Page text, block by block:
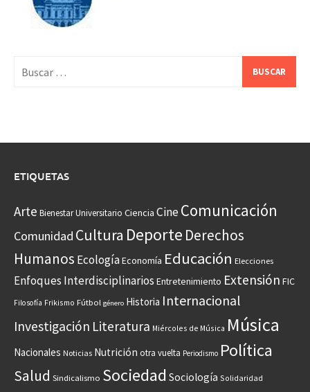
ETIQUETAS
Arte Bienestar Universitario Ciencia CineComunicación
Comunidad Cultura Deporte Derechos
Humanos EcologíaEconomía Educación Elecciones
Enfoques Interdisciplinarios Entretenimiento Extensión FIC
Filosofía Frikismo Fútbol género Historia Internacional
Investigación Literatura Miércoles de Música Música
Nacionales Noticias Nutrición otra vuelta Periodismo Política
Salud Sindicalismo Sociedad Sociología Solidaridad